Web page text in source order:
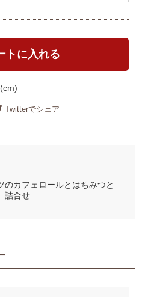
トに入れる
Twitterでシェア
のカフェロールとはちみつと
詰合せ